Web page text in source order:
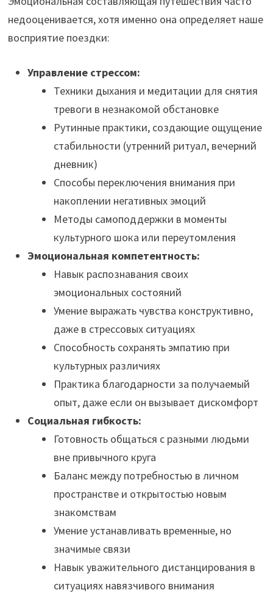
недооценивается, хотя именно она определяет наше
восприятие поездки:
Управление стрессом:
Техники дыхания и медитации для снятия
тревоги в незнакомой обстановке
Рутинные практики, создающие ощущение
стабильности (утренний ритуал, вечерний
дневник)
Способы переключения внимания при
накоплении негативных эмоций
Методы самоподдержки в моменты
культурного шока или переутомления
Эмоциональная компетентность:
Навык распознавания своих
эмоциональных состояний
Умение выражать чувства конструктивно,
даже в стрессовых ситуациях
Способность сохранять эмпатию при
культурных различиях
Практика благодарности за получаемый
опыт, даже если он вызывает дискомфорт
Социальная гибкость:
Готовность общаться с разными людьми
вне привычного круга
Баланс между потребностью в личном
пространстве и открытостью новым
знакомствам
Умение устанавливать временные, но
значимые связи
Навык уважительного дистанцирования в
ситуациях навязчивого внимания